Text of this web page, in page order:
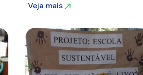
Veja mais